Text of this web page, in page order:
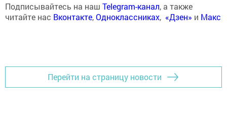
Подписывайтесь на наш Telegram-канал, а также
читайте нас Вконтакте,Одноклассниках, «Дзен» и Макс
Перейти на страницу новости